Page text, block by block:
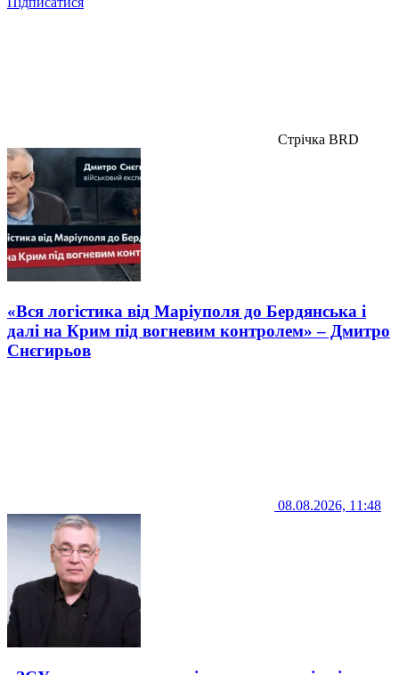
Стрічка BRD
«Вся логістика від Маріуполя до Бердянська і
далі на Крим під вогневим контролем» – Дмитро
Снєгирьов
08.08.2026, 11:48